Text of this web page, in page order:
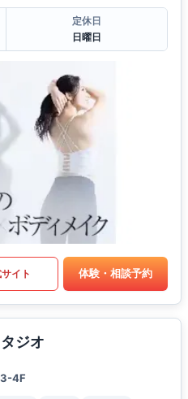
定休日
日曜日
イト 体験・相談予約
ジオ
3-4F